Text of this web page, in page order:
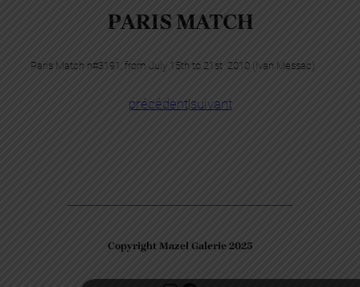
PARIS MATCH
Paris Match n#3191, from July 15th to 21st 2010 (Ivan Messac)
précédent| suivant
Copyright Mazel Galerie 2025